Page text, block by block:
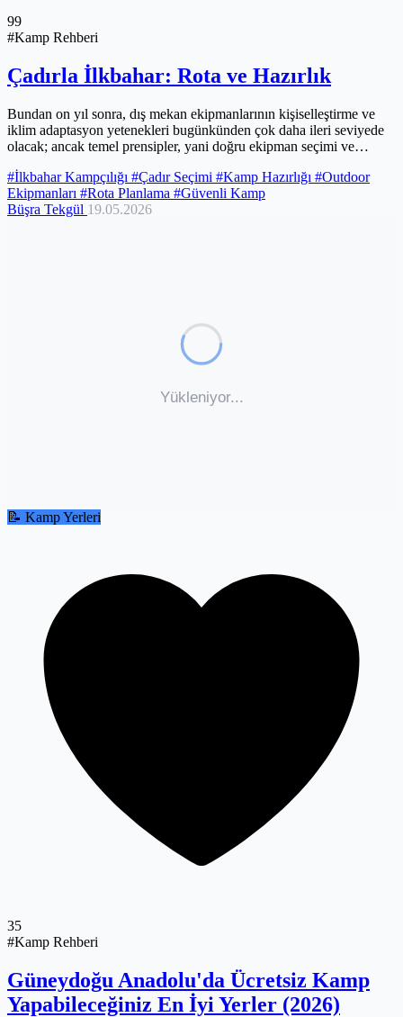
99
#Kamp Rehberi
Çadırla İlkbahar: Rota ve Hazırlık
Bundan on yıl sonra, dış mekan ekipmanlarının kişiselleştirme ve
iklim adaptasyon yetenekleri bugünkünden çok daha ileri seviyede
olacak; ancak temel prensipler, yani doğru ekipman seçimi ve
#İlkbahar Kampçılığı #Çadır Seçimi #Kamp Hazırlığı #Outdoor
Ekipmanları #Rota Planlama #Güvenli Kamp
Büşra Tekgül 19.05.2026
📝 Kamp Yerleri
35
#Kamp Rehberi
Güneydoğu Anadolu'da Ücretsiz Kamp
Yapabileceğiniz En İyi Yerler (2026)